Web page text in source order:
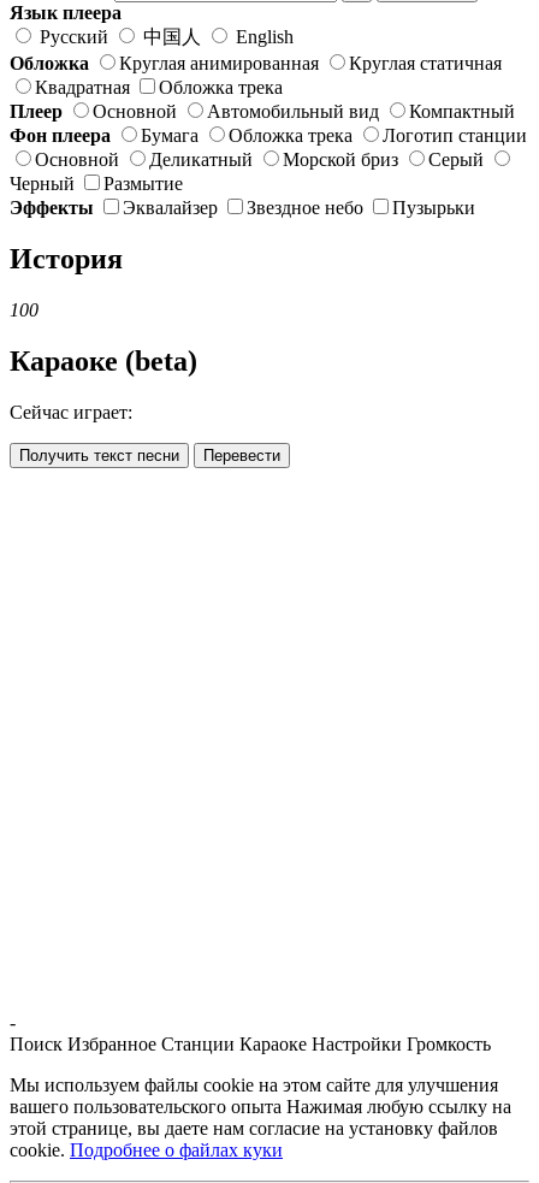
Язык плеера
Русский
中国人
English
Обложка
Круглая анимированная
Круглая статичная
Квадратная
Обложка трека
Плеер
Основной Автомобильный вид
Компактный
Фон плеера
Бумага Обложка трека
Логотип станции
Основной
Деликатный Морской бриз
Серый
Черный
Размытие
Эффекты
Эквалайзер Звездное небо Пузырьки
История
100
Караоке (beta)
Сейчас играет:
Получить текст песни Перевести
-
Поиск Избранное Станции Караоке Настройки Громкость
Мы используем файлы cookie на этом сайте для улучшения
вашего пользовательского опыта Нажимая любую ссылку на
этой странице, вы даете нам согласие на установку файлов
cookie. Подробнее о файлах куки